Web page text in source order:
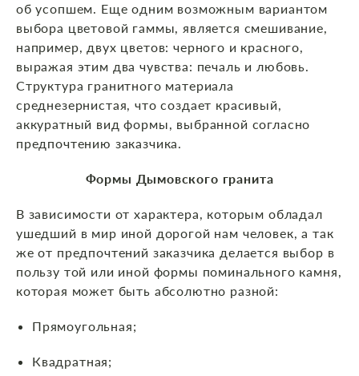
об усопшем. Еще одним возможным вариантом
выбора цветовой гаммы, является смешивание,
например, двух цветов: черного и красного,
выражая этим два чувства: печаль и любовь.
Структура гранитного материала
среднезернистая, что создает красивый,
аккуратный вид формы, выбранной согласно
предпочтению заказчика.
Формы Дымовского гранита
В зависимости от характера, которым обладал
ушедший в мир иной дорогой нам человек, а так
же от предпочтений заказчика делается выбор в
пользу той или иной формы поминального камня,
которая может быть абсолютно разной:
Прямоугольная;
Квадратная;